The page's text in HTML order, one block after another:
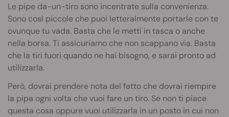
Le pipe da-un-tiro sono incentrate sulla convenienza.
Sono così piccole che puoi letteralmente portarle con te
ovunque tu vada. Basta che le metti in tasca o anche
nella borsa. Ti assicuriamo che non scappano via. Basta
che la tiri fuori quando ne hai bisogno, e sarai pronto ad
utilizzarla.
Però, dovrai prendere nota del fatto che dovrai riempire
la pipa ogni volta che vuoi fare un tiro. Se non ti piace
questa cosa oppure vuoi utilizzarla in un posto in cui non